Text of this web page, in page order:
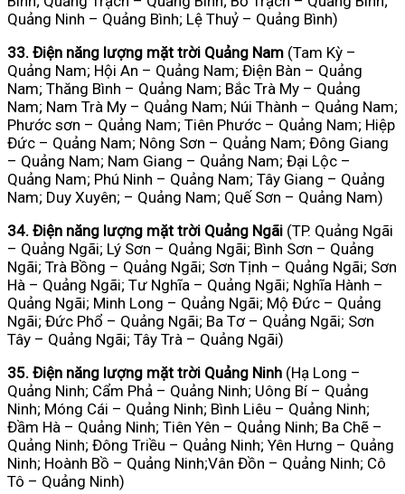
Quảng Ninh – Quảng Bình; Lệ Thuỷ – Quảng Bình)
33. Điện năng lượng mặt trời Quảng Nam (Tam Kỳ –
Quảng Nam; Hội An – Quảng Nam; Điện Bàn – Quảng
Nam; Thăng Bình – Quảng Nam; Bắc Trà My – Quảng
Nam; Nam Trà My – Quảng Nam; Núi Thành – Quảng Nam;
Phước sơn – Quảng Nam; Tiên Phước – Quảng Nam; Hiệp
Đức – Quảng Nam; Nông Sơn – Quảng Nam; Đông Giang
– Quảng Nam; Nam Giang – Quảng Nam; Đại Lộc –
Quảng Nam; Phú Ninh – Quảng Nam; Tây Giang – Quảng
Nam; Duy Xuyên; – Quảng Nam; Quế Sơn – Quảng Nam)
34. Điện năng lượng mặt trời Quảng Ngãi (TP. Quảng Ngãi
– Quảng Ngãi; Lý Sơn – Quảng Ngãi; Bình Sơn – Quảng
Ngãi; Trà Bồng – Quảng Ngãi; Sơn Tịnh – Quảng Ngãi; Sơn
Hà – Quảng Ngãi; Tư Nghĩa – Quảng Ngãi; Nghĩa Hành –
Quảng Ngãi; Minh Long – Quảng Ngãi; Mộ Đức – Quảng
Ngãi; Đức Phổ – Quảng Ngãi; Ba Tơ – Quảng Ngãi; Sơn
Tây – Quảng Ngãi; Tây Trà – Quảng Ngãi)
35. Điện năng lượng mặt trời Quảng Ninh (Hạ Long –
Quảng Ninh; Cẩm Phả – Quảng Ninh; Uông Bí – Quảng
Ninh; Móng Cái – Quảng Ninh; Bình Liêu – Quảng Ninh;
Đầm Hà – Quảng Ninh; Tiên Yên – Quảng Ninh; Ba Chẽ –
Quảng Ninh; Đông Triều – Quảng Ninh; Yên Hưng – Quảng
Ninh; Hoành Bồ – Quảng Ninh;Vân Đồn – Quảng Ninh; Cô
Tô – Quảng Ninh)